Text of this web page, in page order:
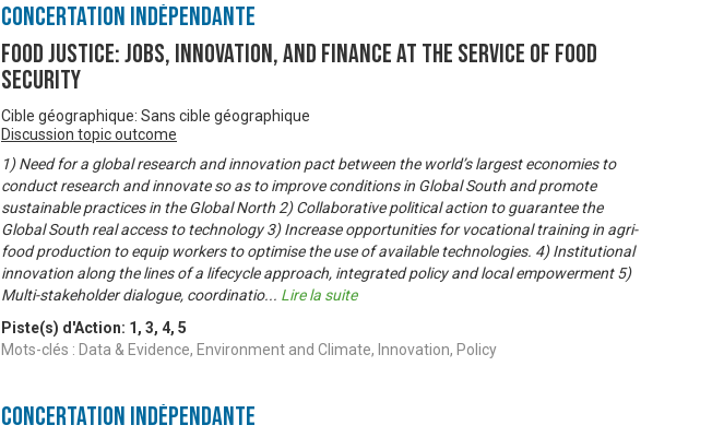
Concertation Indépendante
Food Justice: Jobs, innovation, and finance at the service of food
security
Cible géographique: Sans cible géographique
Discussion topic outcome
1) Need for a global research and innovation pact between the world’s largest economies to
conduct research and innovate so as to improve conditions in Global South and promote
sustainable practices in the Global North 2) Collaborative political action to guarantee the
Global South real access to technology 3) Increase opportunities for vocational training in agri-
food production to equip workers to optimise the use of available technologies. 4) Institutional
innovation along the lines of a lifecycle approach, integrated policy and local empowerment 5)
Multi-stakeholder dialogue, coordinatio... Lire la suite
Piste(s) d'Action: 1 , 3, 4, 5
Mots-clés : Data & Evidence, Environment and Climate, Innovation, Policy
Concertation Indépendante